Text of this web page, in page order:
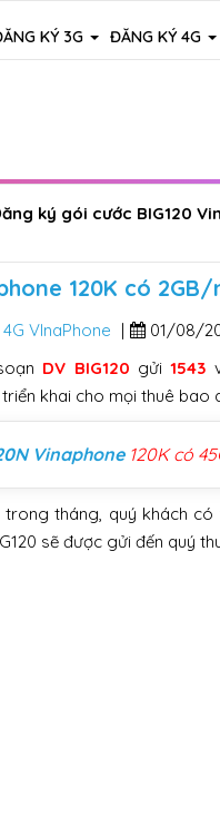
KÝ 3G ĐĂNG KÝ 4G
ký gói cước BIG120
120K có
VInaPhone |
01/08/
DV BIG120 gửi1543
khai cho mọi thuê
Vinaphone120K có
tháng, quý khách
sẽ được gửi đến quý